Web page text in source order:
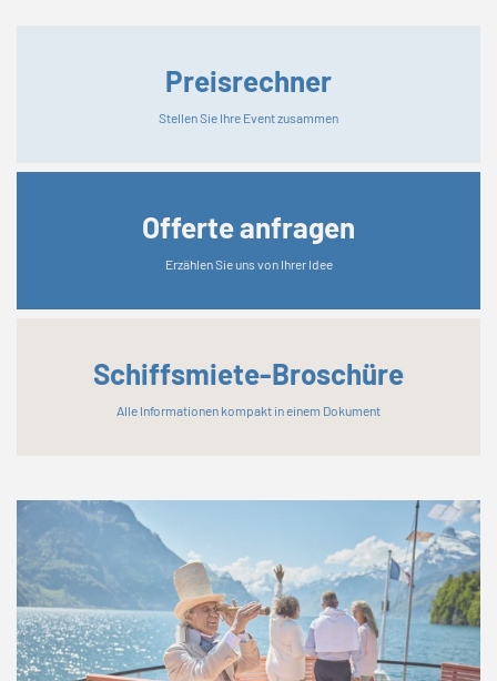
Preisrechner
Stellen Sie Ihre Event zusammen
Offerte anfragen
Erzählen Sie uns von Ihrer Idee
Schiffsmiete-Broschüre
Alle Informationen kompakt in einem Dokument